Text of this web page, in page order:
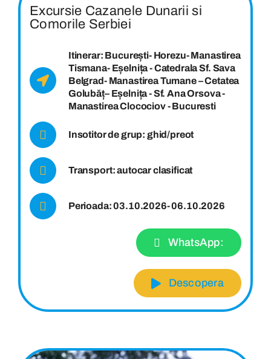
Excursie Cazanele Dunarii si
Comorile Serbiei
Itinerar: București- Horezu- Manastirea
Tismana- Eșelnița - Catedrala Sf. Sava
Belgrad- Manastirea Tumane – Cetatea
Golubăț– Eșelnița - Sf. Ana Orsova -
Manastirea Clocociov - Bucuresti
Insotitor de grup: ghid/preot
Transport: autocar clasificat
Perioada: 03.10.2026- 06.10.2026
WhatsApp:
Descopera